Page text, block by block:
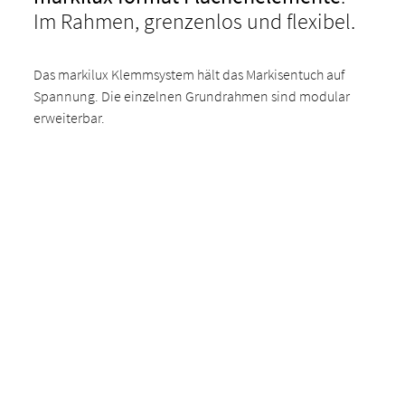
Im Rahmen, grenzenlos und flexibel.
Das markilux Klemmsystem hält das Markisentuch auf
Spannung. Die einzelnen Grundrahmen sind modular
erweiterbar.